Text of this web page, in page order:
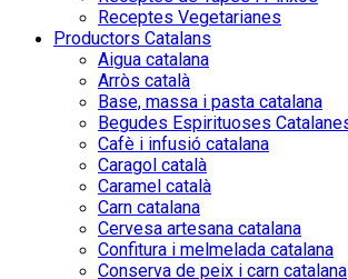
Receptes Vegetarianes
Productors Catalans
Aigua catalana
Arròs català
Base, massa i pasta catalana
Begudes Espirituoses
Cafè i infusió catalana
Caragol català
Caramel català
Carn catalana
Cervesa artesana catalana
Confitura i melmelada catalana
Conserva de peix i carn catalana